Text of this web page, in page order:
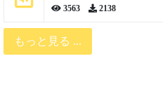
3563 2138
もっと見る ...